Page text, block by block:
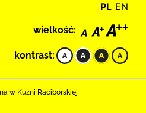
PL EN
wielkość:
kontrast:
w Kuźni Raciborskiej